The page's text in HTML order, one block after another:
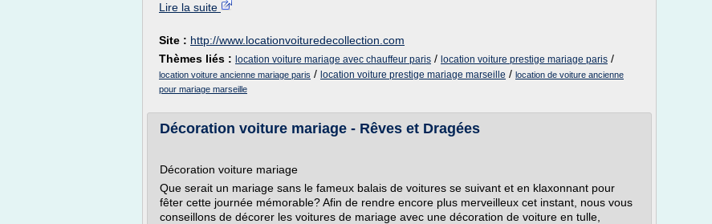
Lire la suite
Site : http://www.locationvoituredecollection.com
Thèmes liés : location voiture mariage avec chauffeur paris / location voiture prestige mariage paris /
location voiture ancienne mariage paris / location voiture prestige mariage marseille / location de voiture ancienne
pour mariage marseille
Décoration voiture mariage - Rêves et Dragées
Décoration voiture mariage
Que serait un mariage sans le fameux balais de voitures se suivant et en klaxonnant pour
fêter cette journée mémorable? Afin de rendre encore plus merveilleux cet instant, nous vous
conseillons de décorer les voitures de mariage avec une décoration de voiture en tulle,